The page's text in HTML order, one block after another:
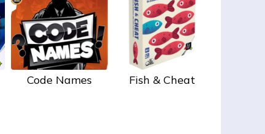
Code Names Fish & Cheat